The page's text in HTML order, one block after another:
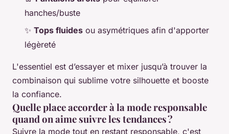
hanches/buste
✨ Tops fluides ou asymétriques afin d'apporter
légèreté
L'essentiel est d’essayer et mixer jusqu’à trouver la
combinaison qui sublime votre silhouette et booste
la confiance.
Quelle place accorder à la mode responsable
quand on aime suivre les tendances ?
Suivre la mode tout en restant responsable, c'est